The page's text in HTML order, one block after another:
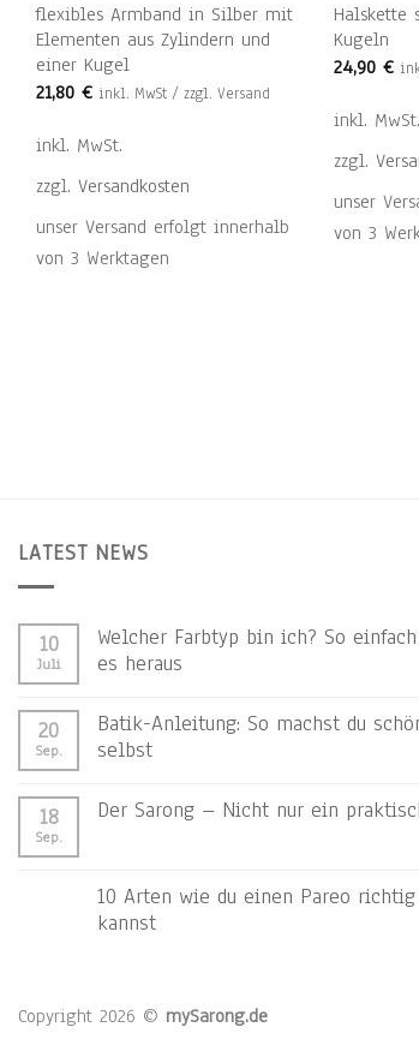
flexibles Armband in Silber mit
Elementen aus Zylindern und
einer Kugel
21,80 € inkl. MwSt / zzgl. Versand
inkl. MwSt.
zzgl. Versandkosten
unser Versand erfolgt innerhalb
von 3 Werktagen
Kugeln
24,90 €
inkl. MwSt.
zzgl.
unser
von 3
LATEST NEWS
10
Juli
Welcher Farbtyp bin ich? So
es heraus
20
Sep.
Batik-Anleitung: So machst du
selbst
18
Sep.
Der Sarong – Nicht nur ein
10 Arten wie du einen Pareo
kannst
Copyright 2026 © mySarong.de